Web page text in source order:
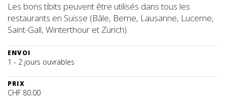
Les bons tibits peuvent être utilisés dans tous les
restaurants en Suisse (Bâle, Berne, Lausanne, Lucerne,
Saint-Gall, Winterthour et Zurich).
ENVOI
1 - 2 jours ouvrables
PRIX
CHF 80.00